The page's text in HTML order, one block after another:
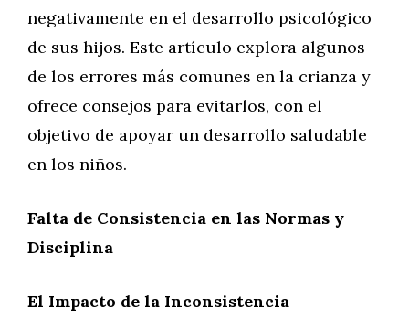
negativamente en el desarrollo psicológico
de sus hijos. Este artículo explora algunos
de los errores más comunes en la crianza y
ofrece consejos para evitarlos, con el
objetivo de apoyar un desarrollo saludable
en los niños.
Falta de Consistencia en las Normas y
Disciplina
El Impacto de la Inconsistencia